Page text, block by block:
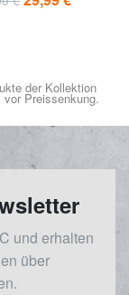
der Kollektion
Preissenkung.
und erhalten
über